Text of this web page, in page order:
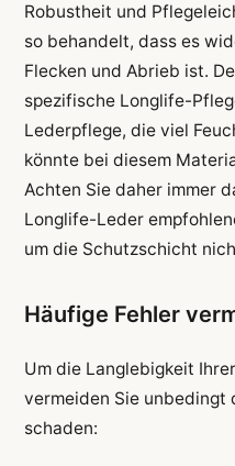
Robustheit und
so behandelt, dass es
Flecken und Abrieb ist.
spezifische Longlife-
Lederpflege, die viel
könnte bei diesem
Achten Sie daher immer
Longlife-Leder
um die Schutzschicht
Häufige Fehler
Um die Langlebigkeit
vermeiden Sie unbedingt
schaden: